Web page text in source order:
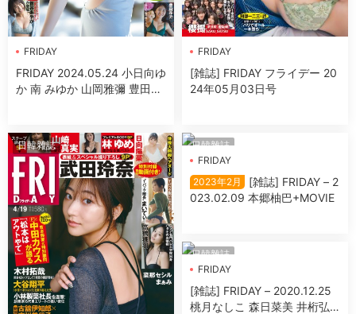
FRIDAY
FRIDAY 2024.05.24 小日向ゆ
か 南 みゆか 山岡雅彌 豊田ル
FRIDAY
[雑誌] FRIDAY フライデー 20
24年05月03日号
日韓雜誌
日韓雜誌
FRIDAY
2023年2月
[雑誌] FRIDAY – 2
023.02.09 本郷柚巴+MOVIE
日韓雜誌
FRIDAY
[雑誌] FRIDAY – 2020.12.25
桃月なしこ 森日菜美 井桁弘